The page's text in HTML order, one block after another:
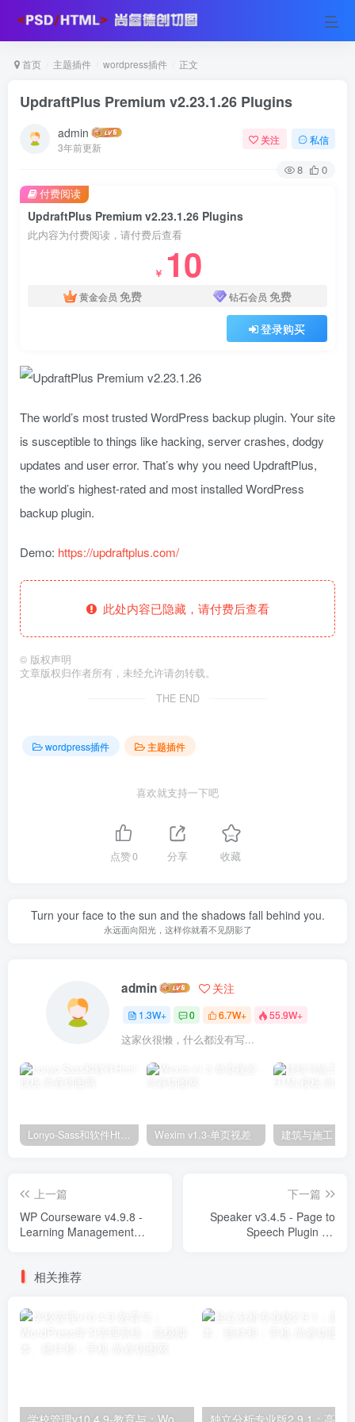
首页 主题插件 wordpress插件 正文
UpdraftPlus Premium v2.23.1.26 Plugins
admin
3年前更新
关注 私信
8 0
UpdraftPlus Premium v2.23.1.26 Plugins
此内容为付费阅读，请付费后查看
￥ 10
黄金会员 免费 钻石会员 免费
登录购买
付费阅读
The world’s most trusted WordPress backup plugin. Your site
is susceptible to things like hacking, server crashes, dodgy
updates and user error. That’s why you need UpdraftPlus,
the world’s highest-rated and most installed WordPress
backup plugin.
Demo: https://updraftplus.com/
此处内容已隐藏，请付费后查看
© 版权声明
文章版权归作者所有，未经允许请勿转载。
THE END
wordpress插件 主题插件
喜欢就支持一下吧
点赞0 分享 收藏
Turn your face to the sun and the shadows fall behind you.
永远面向阳光，这样你就看不见阴影了
admin 关注
1.3W+ 0 6.7W+ 55.9W+
这家伙很懒，什么都没有写...
Lonyo-Sass和软件Html模板 Wexim v1.3-单页视差
上一篇
WP Courseware v4.9.8 -
Learning Management
下一篇
Speaker v3.4.5 - Page to
Speech Plugin for
相关推荐